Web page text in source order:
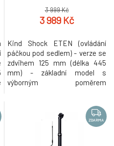
3 999 Kč
3 989 Kč
Kind Shock ETEN (ovládání
páčkou pod sedlem) - verze se
zdvihem 125 mm (délka 445
mm) - základní model s
výborným poměrem
okamžitou změnu výšky sedla
bez nutnosti sestoupit z kola a
to i za jízdy. Snadné ovládání
pomocí páčky umístěné pod
ZDARMA